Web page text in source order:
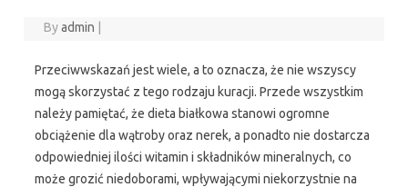
Byadmin
Przeciwwskazań jest wiele, a to oznacza, że nie wszyscy
mogą skorzystać z tego rodzaju kuracji. Przede wszystkim
należy pamiętać, że dieta białkowa stanowi ogromne
obciążenie dla wątroby oraz nerek, a ponadto nie dostarcza
odpowiedniej ilości witamin i składników mineralnych, co
może grozić niedoborami, wpływającymi niekorzystnie na